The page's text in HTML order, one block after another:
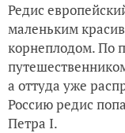
Редис
маленьким
корнеплодом. По
а оттуда уже
Россию редис
Петра I.